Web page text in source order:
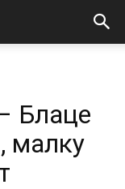
Блаце
малку